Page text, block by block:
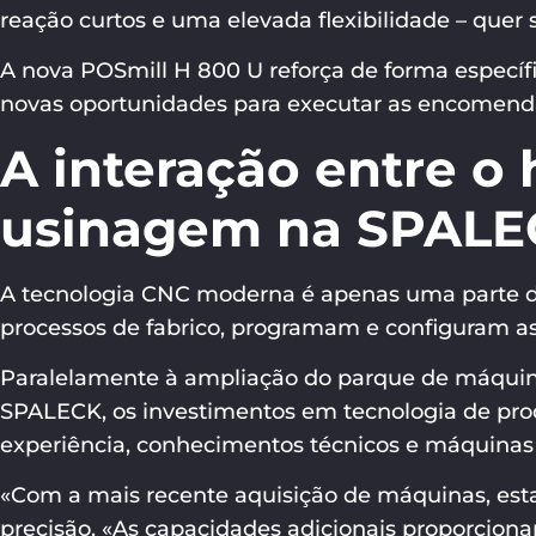
reação curtos e uma elevada flexibilidade – quer
A nova POSmill H 800 U reforça de forma
novas oportunidades para executar as
A interação entre o
usinagem na
A tecnologia CNC moderna é apenas uma parte
processos de fabrico, programam e configuram
Paralelamente à ampliação do parque de
SPALECK, os investimentos em tecnologia de
experiência, conhecimentos técnicos e
«Com a mais recente aquisição de máquinas,
precisão. «As capacidades adicionais